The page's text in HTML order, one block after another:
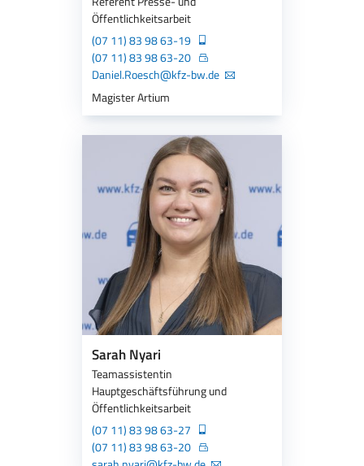
Öffentlichkeitsarbeit
(07 11) 83 98 63-19
(07 11) 83 98 63-20
Daniel.Roesch@kfz-bw.de
Magister Artium
Sarah Nyari
Teamassistentin
Hauptgeschäftsführung und
Öffentlichkeitsarbeit
(07 11) 83 98 63-27
(07 11) 83 98 63-20